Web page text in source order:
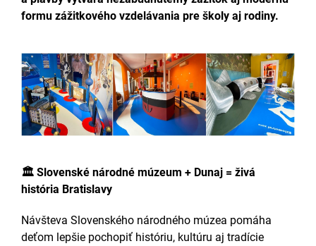
formu zážitkového vzdelávania pre školy aj rodiny.
🏛 Slovenské národné múzeum + Dunaj = živá
história Bratislavy
Návšteva Slovenského národného múzea pomáha
deťom lepšie pochopiť históriu, kultúru aj tradície